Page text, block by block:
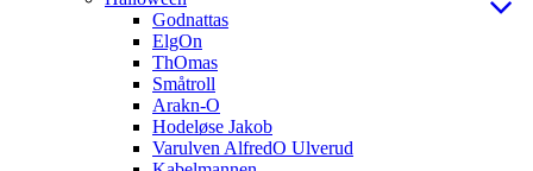
Godnattas
ElgOn
ThOmas
Småtroll
Arakn-O
Hodeløse Jakob
Varulven AlfredO Ulverud